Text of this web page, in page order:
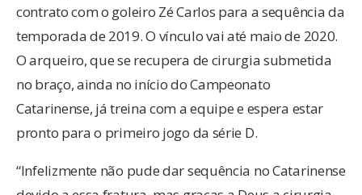
contrato com o goleiro Zé Carlos para a sequência da
temporada de 2019. O vínculo vai até maio de 2020.
O arqueiro, que se recupera de cirurgia submetida
no braço, ainda no início do Campeonato
Catarinense, já treina com a equipe e espera estar
pronto para o primeiro jogo da série D.
“Infelizmente não pude dar sequência no Catarinense